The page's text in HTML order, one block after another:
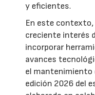
y eficientes.
En este contexto,
creciente interés
incorporar
avances
el mantenimiento
edición 2026 del